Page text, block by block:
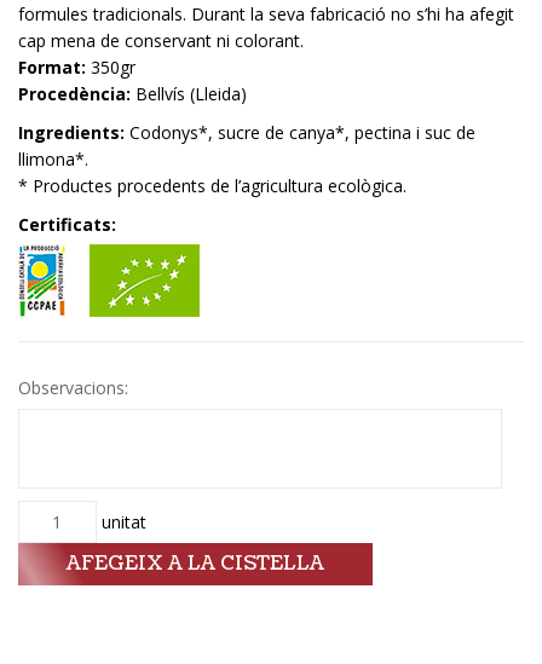
formules tradicionals. Durant la seva fabricació no s’hi ha afegit
cap mena de conservant ni colorant.
Format: 350gr
Procedència: Bellvís (Lleida)
Ingredients: Codonys*, sucre de canya*, pectina i suc de
llimona*.
* Productes procedents de l’agricultura ecològica.
Certificats:
Observacions:
Quantitat unitat
AFEGEIX A LA CISTELLA